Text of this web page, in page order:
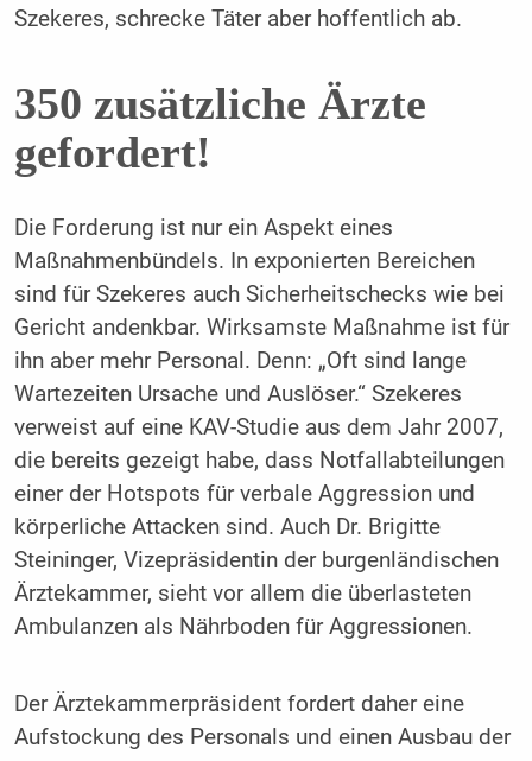
Szekeres, schrecke Täter aber hoffentlich ab.
350 zusätzliche Ärzte
gefordert!
Die Forderung ist nur ein Aspekt eines
Maßnahmenbündels. In exponierten Bereichen
sind für Szekeres auch Sicherheitschecks wie bei
Gericht andenkbar. Wirksamste Maßnahme ist für
ihn aber mehr Personal. Denn: „Oft sind lange
Wartezeiten Ursache und Auslöser.“ Szekeres
verweist auf eine KAV-Studie aus dem Jahr 2007,
die bereits gezeigt habe, dass Notfallabteilungen
einer der Hotspots für verbale Aggression und
körperliche Attacken sind. Auch Dr. Brigitte
Steininger, Vizepräsidentin der burgenländischen
Ärztekammer, sieht vor allem die überlasteten
Ambulanzen als Nährboden für Aggressionen.
Der Ärztekammerpräsident fordert daher eine
Aufstockung des Personals und einen Ausbau der